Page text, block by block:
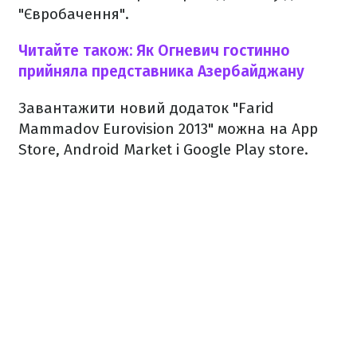
"Євробачення".
Читайте також: Як Огневич гостинно
прийняла представника Азербайджану
Завантажити новий додаток "Farid
Mammadov Eurovision 2013" можна на App
Store, Android Market і Google Play store.